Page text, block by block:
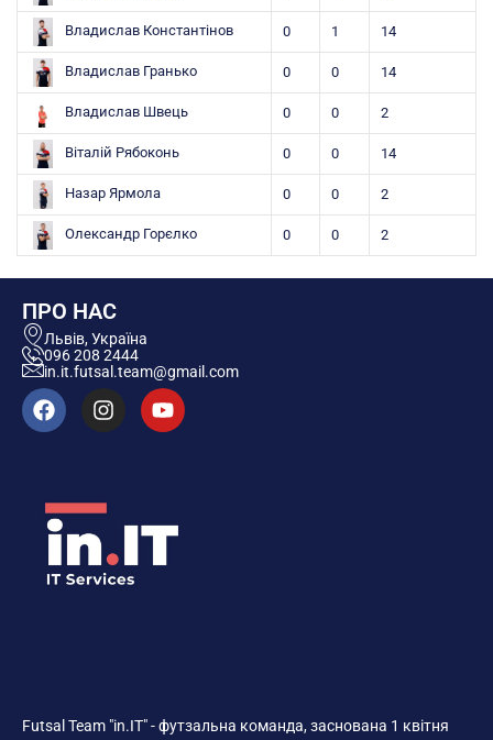
Владислав Константінов 0 1 14
Владислав Гранько 0 0 14
Владислав Швець 0 0 2
Віталій Рябоконь 0 0 14
Назар Ярмола 0 0 2
Олександр Горєлко 0 0 2
ПРО НАС
Львів, Україна
096 208 2444
in.it.futsal.team@gmail.com
Futsal Team "in.IT" - футзальна команда, заснована 1 квітня